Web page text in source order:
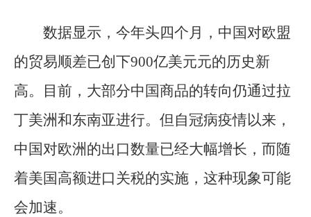
数据显示，今年头四个月，中国对欧盟
的贸易顺差已创下900亿美元元的历史新
高。目前，大部分中国商品的转向仍通过拉
丁美洲和东南亚进行。但自冠病疫情以来，
中国对欧洲的出口数量已经大幅增长，而随
着美国高额进口关税的实施，这种现象可能
会加速。